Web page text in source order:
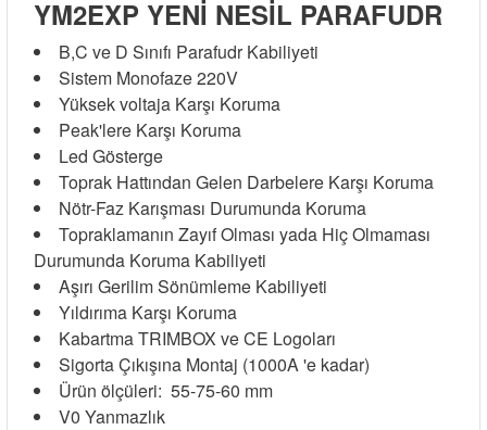
YM2EXP YENİ NESİL PARAFUDR
B,C ve D Sınıfı Parafudr Kabiliyeti
Sistem Monofaze 220V
Yüksek voltaja Karşı Koruma
Peak'lere Karşı Koruma
Led Gösterge
Toprak Hattından Gelen Darbelere Karşı Koruma
Nötr-Faz Karışması Durumunda Koruma
Topraklamanın Zayıf Olması yada Hiç Olmaması
Durumunda Koruma Kabiliyeti
Aşırı Gerilim Sönümleme Kabiliyeti
Yıldırıma Karşı Koruma
Kabartma TRIMBOX ve CE Logoları
Sigorta Çıkışına Montaj (1000A 'e kadar)
Ürün ölçüleri: 55-75-60 mm
V0 Yanmazlık